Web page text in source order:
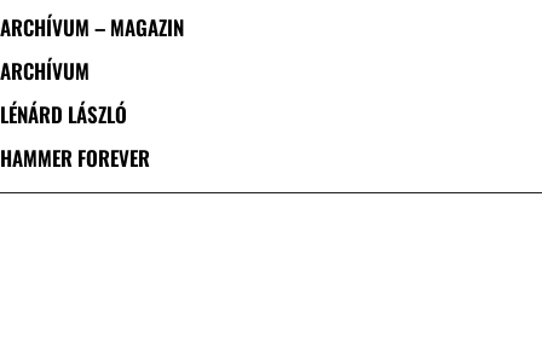
ARCHÍVUM – MAGAZIN
ARCHÍVUM
LÉNÁRD LÁSZLÓ
HAMMER FOREVER